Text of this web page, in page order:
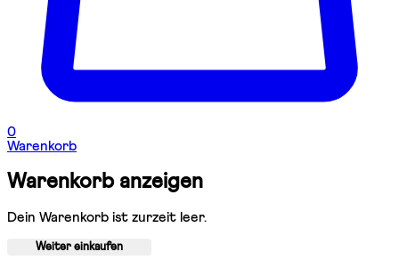
0
Warenkorb
Warenkorb anzeigen
Dein Warenkorb ist zurzeit leer.
Weiter einkaufen